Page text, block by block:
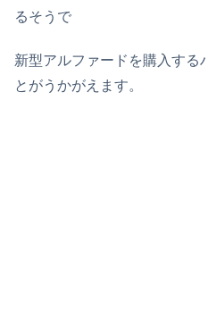
るそうで
新型アルファードを購入する
とがうかがえます。